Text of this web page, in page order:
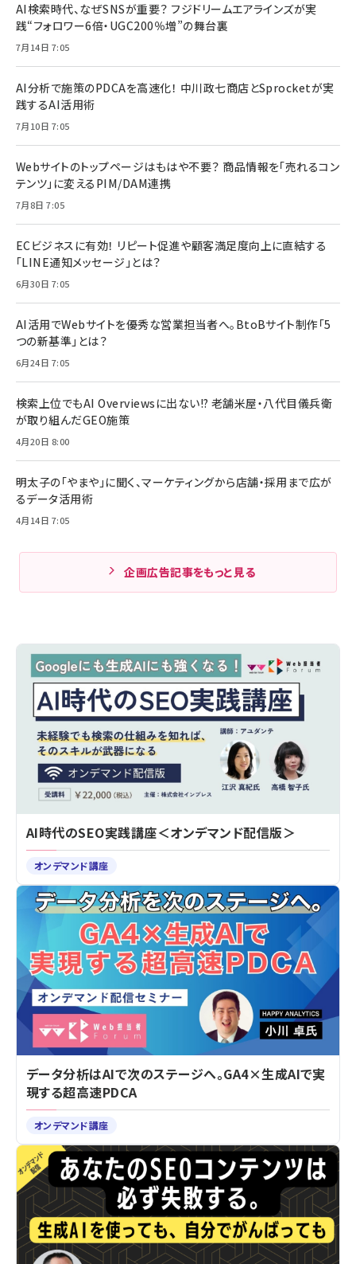
AI検索時代、なぜSNSが重要？ フジドリームエアラインズが実
践“フォロワー6倍・UGC200％増”の舞台裏
7月14日 7:05
AI分析で施策のPDCAを高速化！ 中川政七商店とSprocketが実
践するAI活用術
7月10日 7:05
Webサイトのトップページはもはや不要？ 商品情報を「売れるコン
テンツ」に変えるPIM/DAM連携
7月8日 7:05
ECビジネスに有効！ リピート促進や顧客満足度向上に直結する
「LINE通知メッセージ」とは？
6月30日 7:05
AI活用でWebサイトを優秀な営業担当者へ。BtoBサイト制作「5
つの新基準」とは？
6月24日 7:05
検索上位でもAI Overviewsに出ない!? 老舗米屋・八代目儀兵衛
が取り組んだGEO施策
4月20日 8:00
明太子の「やまや」に聞く、マーケティングから店舗・採用まで広が
るデータ活用術
4月14日 7:05
企画広告記事をもっと見る
AI時代のSEO実践講座＜オンデマンド配信版＞
オンデマンド講座
データ分析はAIで次のステージへ。GA4×生成AIで実
現する超高速PDCA
オンデマンド講座